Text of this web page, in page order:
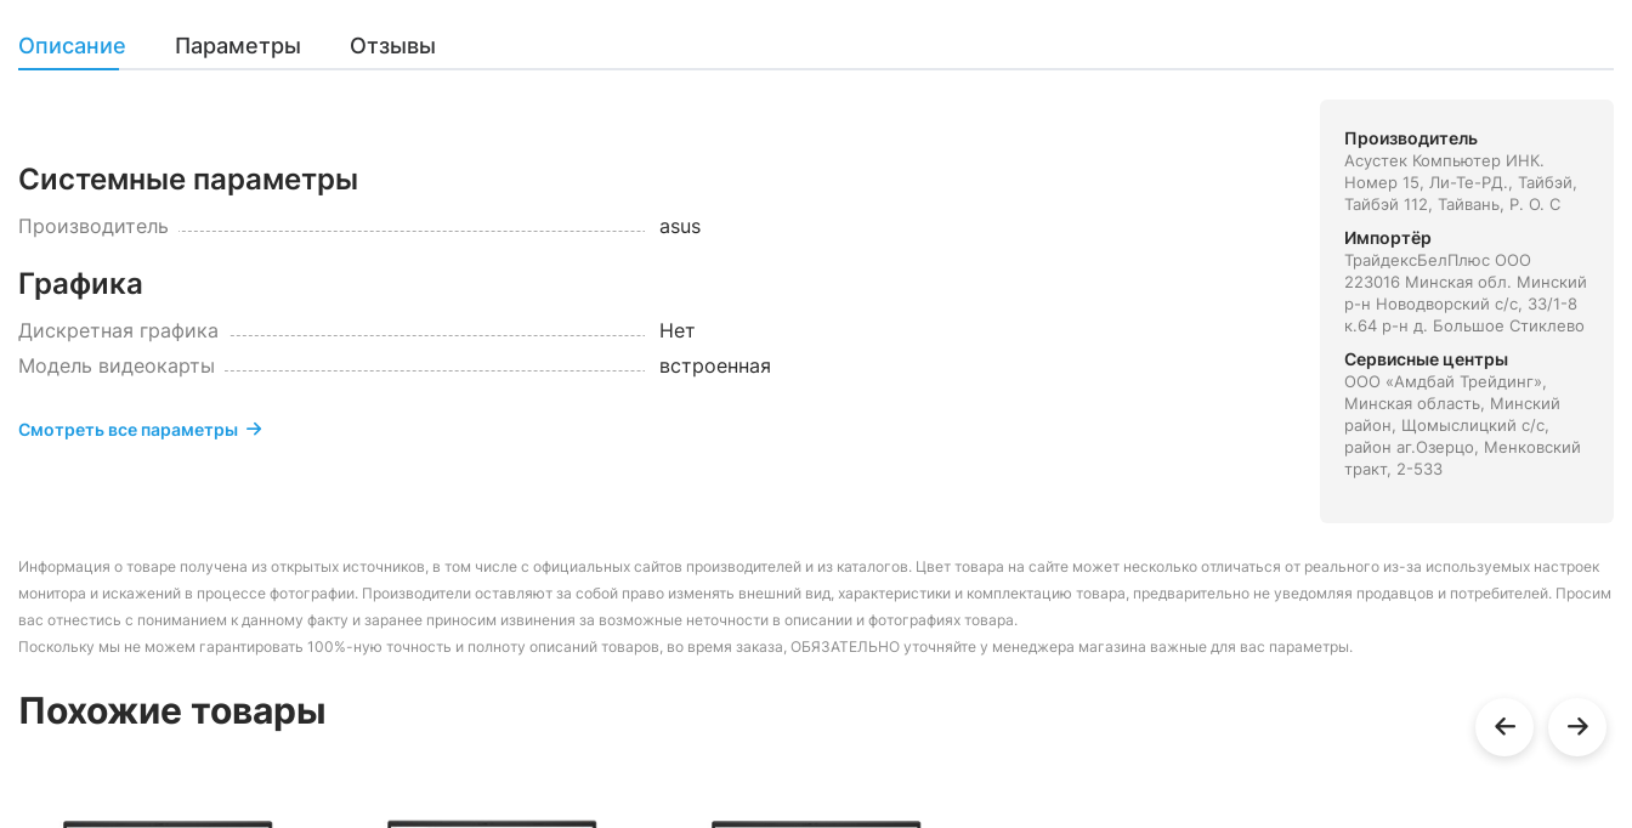
Описание Параметры Отзывы
Системные параметры
Производитель asus
Графика
Дискретная графика
Нет
Модель видеокарты
встроенная
Смотреть все параметры
Производитель
Асустек Компьютер ИНК.
Номер 15, Ли-Те-РД., Тайбэй,
Тайбэй 112, Тайвань, Р. О. С
Импортёр
ТрайдексБелПлюс ООО
223016 Минская обл. Минский
р-н Новодворский с/с, 33/1-8
к.64 р-н д. Большое Стиклево
Сервисные центры
ООО «Амдбай Трейдинг»,
Минская область, Минский
район, Щомыслицкий с/с,
район аг.Озерцо, Менковский
тракт, 2-533
Информация о товаре получена из открытых источников, в том числе с официальных сайтов производителей и из каталогов. Цвет товара на сайте может несколько отличаться от реального из-за используемых настроек
монитора и искажений в процессе фотографии. Производители оставляют за собой право изменять внешний вид, характеристики и комплектацию товара, предварительно не уведомляя продавцов и потребителей. Просим
вас отнестись с пониманием к данному факту и заранее приносим извинения за возможные неточности в описании и фотографиях товара.
Поскольку мы не можем гарантировать 100%-ную точность и полноту описаний товаров, во время заказа, ОБЯЗАТЕЛЬНО уточняйте у менеджера магазина важные для вас параметры.
Похожие товары